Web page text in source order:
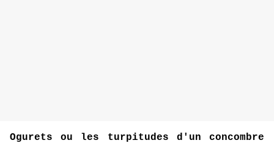
Ogurets ou les turpitudes d'un concombre